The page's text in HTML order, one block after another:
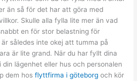
än så för det har att göra med
Skulle alla fylla lite mer än vad
en för stor belastning för
således inte okej att tumma på
är lite grand. När du har fyllt dina
din lägenhet eller hus och personalen
dem hosflyttfirma i göteborg och kör